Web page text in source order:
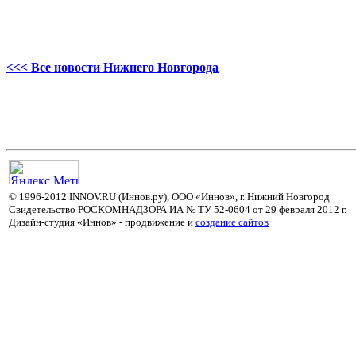
<<< Все новости Нижнего Новгорода
© 1996-2012 INNOV.RU (Иннов.ру), ООО «Иннов», г. Нижний Новгород
Свидетельство РОСКОМНАДЗОРА ИА № ТУ 52-0604 от 29 февраля 2012 г.
Дизайн-студия «Иннов» - продвижение и cоздание сайтов